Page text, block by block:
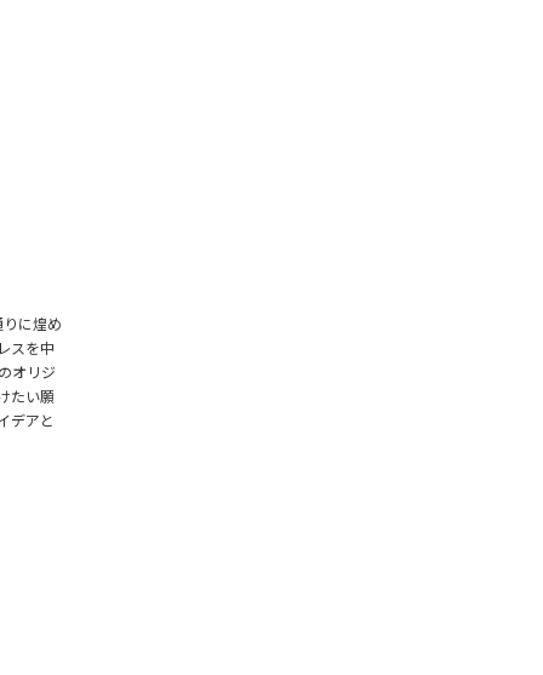
に煌め
スを中
オリジ
たい願
デアと